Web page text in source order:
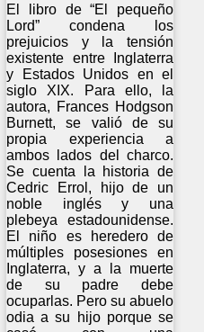
El libro de “El pequeño
Lord” condena los
prejuicios y la tensión
existente entre Inglaterra
y Estados Unidos en el
siglo XIX. Para ello, la
autora, Frances Hodgson
Burnett, se valió de su
propia experiencia a
ambos lados del charco.
Se cuenta la historia de
Cedric Errol, hijo de un
noble inglés y una
plebeya estadounidense.
El niño es heredero de
múltiples posesiones en
Inglaterra, y a la muerte
de su padre debe
ocuparlas. Pero su abuelo
odia a su hijo porque se